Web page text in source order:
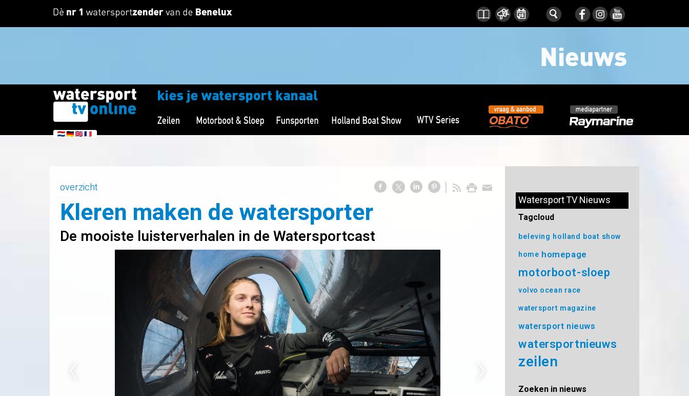
overzicht
Kleren maken de watersporter
De mooiste luisterverhalen in de Watersportcast
Watersport TV Nieuws
Tagcloud
beleving holland boat show
home homepage
motorboot-sloep
volvo ocean race
watersport magazine
watersport nieuws
watersportnieuws
zeilen
Zoeken in nieuws